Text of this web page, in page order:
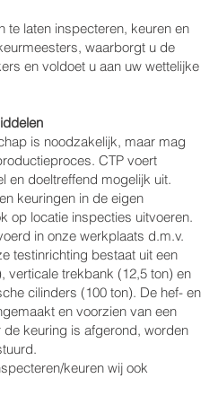
te laten inspecteren, keuren en
waarborgt u de
en voldoet u aan uw wettelijke
is noodzakelijk, maar mag
CTP voert
en doeltreffend mogelijk uit.
keuringen in de eigen
op locatie inspecties uitvoeren.
in onze werkplaats d.m.v.
testinrichting bestaat uit een
verticale trekbank (12,5 ton) en
cilinders (100 ton). De hef- en
en voorzien van een
de keuring is afgerond, worden
keuren wij ook